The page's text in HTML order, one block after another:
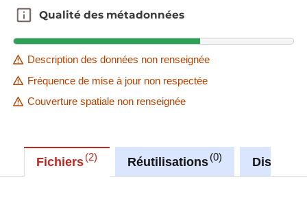
Qualité des métadonnées
Qualité des métadonnées
Description des données non renseignée
Fréquence de mise à jour non respectée
Couverture spatiale non renseignée
Fichiers 2 Réutilisations 0